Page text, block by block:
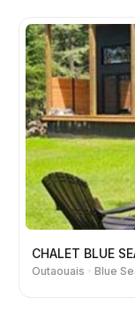
CHALET BLUE
Outaouais Blue